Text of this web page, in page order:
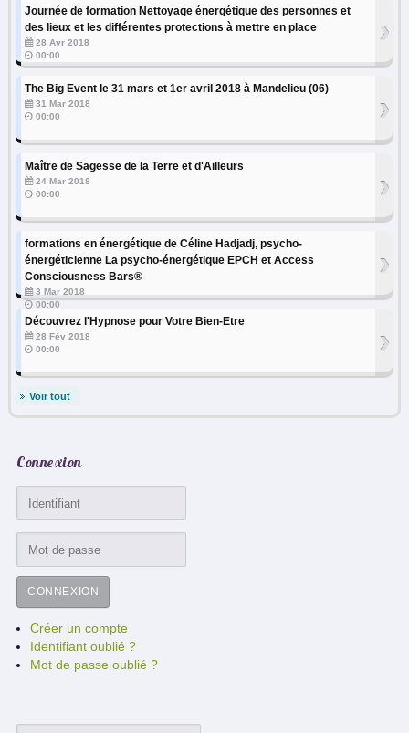
Journée de formation Nettoyage énergétique des personnes et
des lieux et les différentes protections à mettre en place
28 Avr 2018
00:00
›
The Big Event le 31 mars et 1er avril 2018 à Mandelieu (06)
31 Mar 2018
00:00
›
Maître de Sagesse de la Terre et d'Ailleurs
24 Mar 2018
00:00
›
formations en énergétique de Céline Hadjadj, psycho-
énergéticienne La psycho-énergétique EPCH et Access
Consciousness Bars®
3 Mar 2018
00:00
›
Découvrez l'Hypnose pour Votre Bien-Etre
28 Fév 2018
00:00
›
Voir tout
Connexion
CONNEXION
Créer un compte
Identifiant oublié ?
Mot de passe oublié ?